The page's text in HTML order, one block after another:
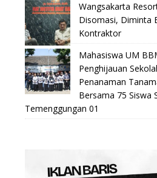
Wangsakarta
Disomasi, Diminta
Kontraktor
Mahasiswa UM
Penghijauan
Penanaman
Bersama 75 Siswa
Temenggungan 01